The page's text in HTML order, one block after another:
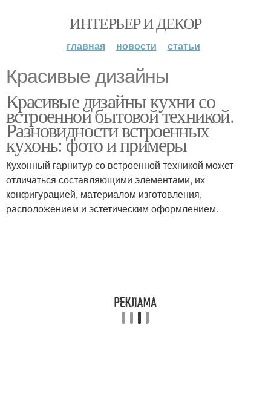
ИНТЕРЬЕР И ДЕКОР
главная новости статьи
Красивые дизайны
Красивые дизайны кухни со
встроенной бытовой техникой.
Разновидности встроенных
кухонь: фото и примеры
Кухонный гарнитур со встроенной техникой может
отличаться составляющими элементами, их
конфигурацией, материалом изготовления,
расположением и эстетическим оформлением.